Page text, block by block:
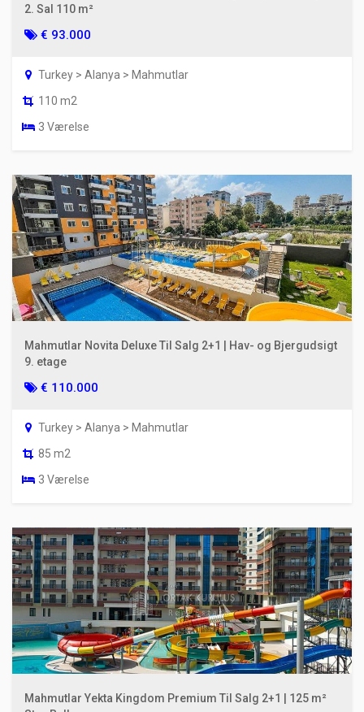
2. Sal 110 m²
€ 93.000
Turkey > Alanya > Mahmutlar
110 m2
3 Værelse
Mahmutlar Novita Deluxe Til Salg 2+1 | Hav- og Bjergudsigt
9. etage
€ 110.000
Turkey > Alanya > Mahmutlar
85 m2
3 Værelse
Mahmutlar Yekta Kingdom Premium Til Salg 2+1 | 125 m²